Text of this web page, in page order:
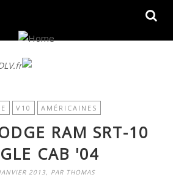
V10 AMÉRICAINES
RAM SRT-10
CAB '04
2013, PAR THOMAS